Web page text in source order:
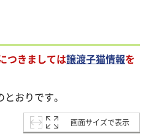
つきましては譲渡子猫情報を
おりです。
画面サイズで表示